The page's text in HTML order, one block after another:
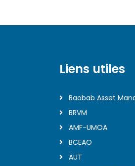
Liens utiles
Baobab Asset
BRVM
AMF-UMOA
BCEAO
AUT